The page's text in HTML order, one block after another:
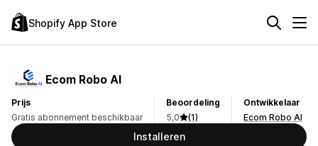
Shopify App Store
Ecom Robo AI
Prijs
Gratis abonnement beschikbaar
Beoordeling
5,0
(1)
Ontwikkelaar
Ecom Robo AI
Installeren